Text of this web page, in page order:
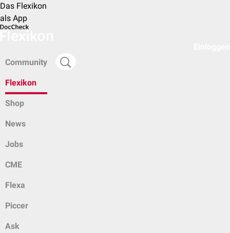
Das Flexikon
als App
Community
Flexikon
Shop
News
Jobs
CME
Flexa
Piccer
Ask